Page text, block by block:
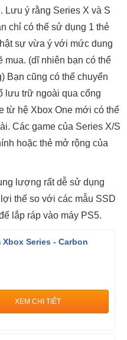
Lưu ý rằng Series X và S
chỉ có thể sử dụng 1 thẻ
sự vừa ý với mức dung
mua. (dĩ nhiên bạn có thể
Bạn cũng có thể chuyển
lưu trữ ngoài qua cổng
từ hệ Xbox One mới có thể
Các game của Series X/S
hoặc thẻ mở rộng của
lượng rất dễ sử dụng
thế so với các mẫu SSD
lắp ráp vào máy PS5.
Xbox Series - Carbon
XEM CHI TIẾT